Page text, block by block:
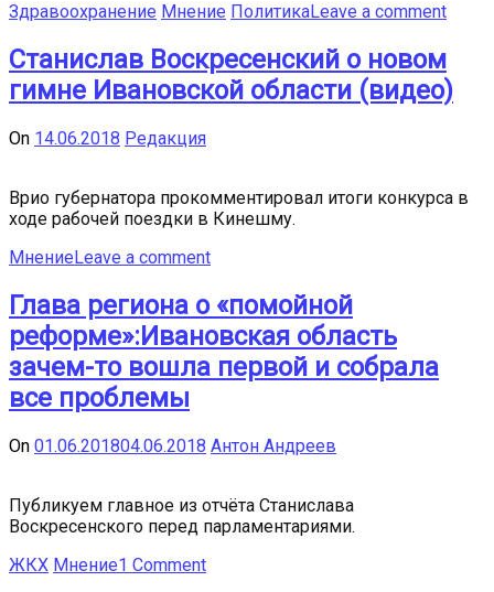
Здравоохранение Мнение ПолитикаLeave a comment
Станислав Воскресенский о новом
гимне Ивановской области (видео)
On 14.06.2018 Редакция
Врио губернатора прокомментировал итоги конкурса в
ходе рабочей поездки в Кинешму.
МнениеLeave a comment
Глава региона о «помойной
реформе»:Ивановская область
зачем-то вошла первой и собрала
все проблемы
On 01.06.201804.06.2018 Антон Андреев
Публикуем главное из отчёта Станислава
Воскресенского перед парламентариями.
ЖКХ Мнение1 Comment